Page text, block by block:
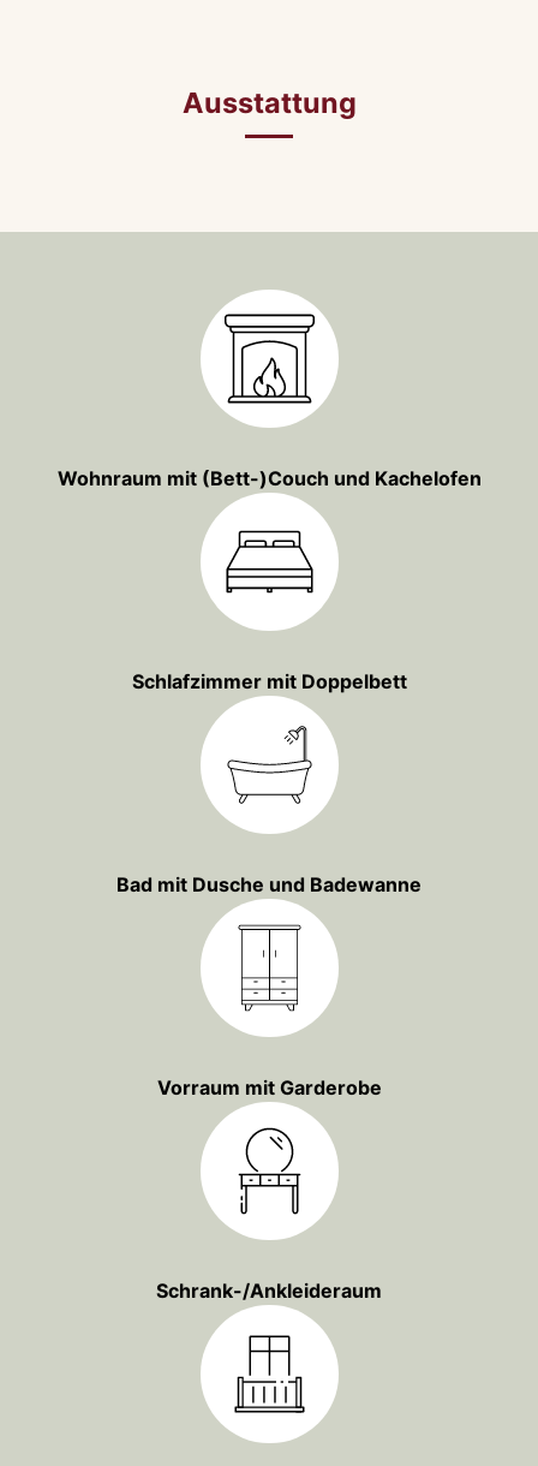
Ausstattung
Wohnraum mit (Bett-)Couch und Kachelofen
Schlafzimmer mit Doppelbett
Bad mit Dusche und Badewanne
Vorraum mit Garderobe
Schrank-/Ankleideraum